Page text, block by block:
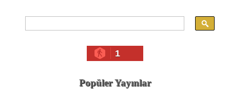
1
Popüler Yayınlar